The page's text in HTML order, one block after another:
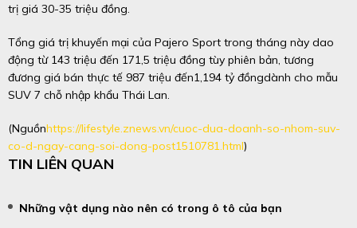
trị giá 30-35 triệu đồng.
Tổng giá trị khuyến mại của Pajero Sport trong tháng này dao
động từ 143 triệu đến 171,5 triệu đồng tùy phiên bản, tương
đương giá bán thực tế 987 triệu đến1,194 tỷ đồngdành cho mẫu
SUV 7 chỗ nhập khẩu Thái Lan.
(Nguồnhttps://lifestyle.znews.vn/cuoc-dua-doanh-so-nhom-suv-
co-d-ngay-cang-soi-dong-post1510781.html)
TIN LIÊN QUAN
Những vật dụng nào nên có trong ô tô của bạn